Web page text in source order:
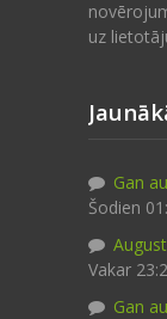
uz
Gan
Šodien
Vakar
Gan